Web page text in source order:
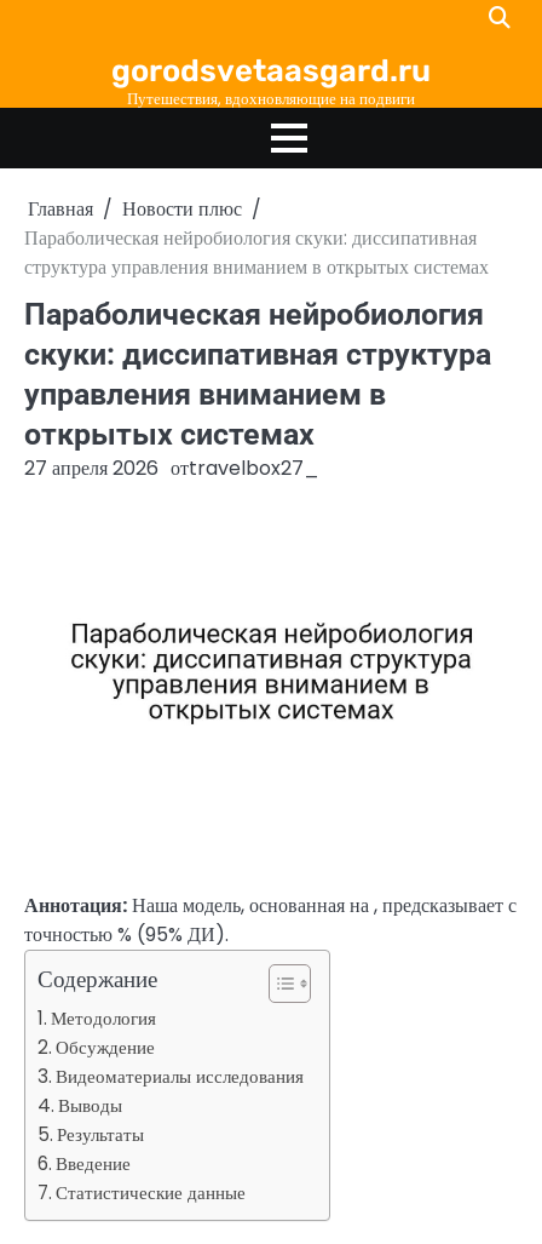
gorodsvetaasgard.ru
Путешествия, вдохновляющие на подвиги
Главная
Новости плюс
Параболическая нейробиология скуки: диссипативная
структура управления вниманием в открытых системах
Параболическая нейробиология
скуки: диссипативная структура
управления вниманием в
открытых системах
27 апреля 2026 отtravelbox27_
Аннотация:Наша модель, основанная на , предсказывает с
точностью % (95% ДИ).
Содержание
Методология
Обсуждение
Видеоматериалы исследования
Выводы
Результаты
Введение
Статистические данные